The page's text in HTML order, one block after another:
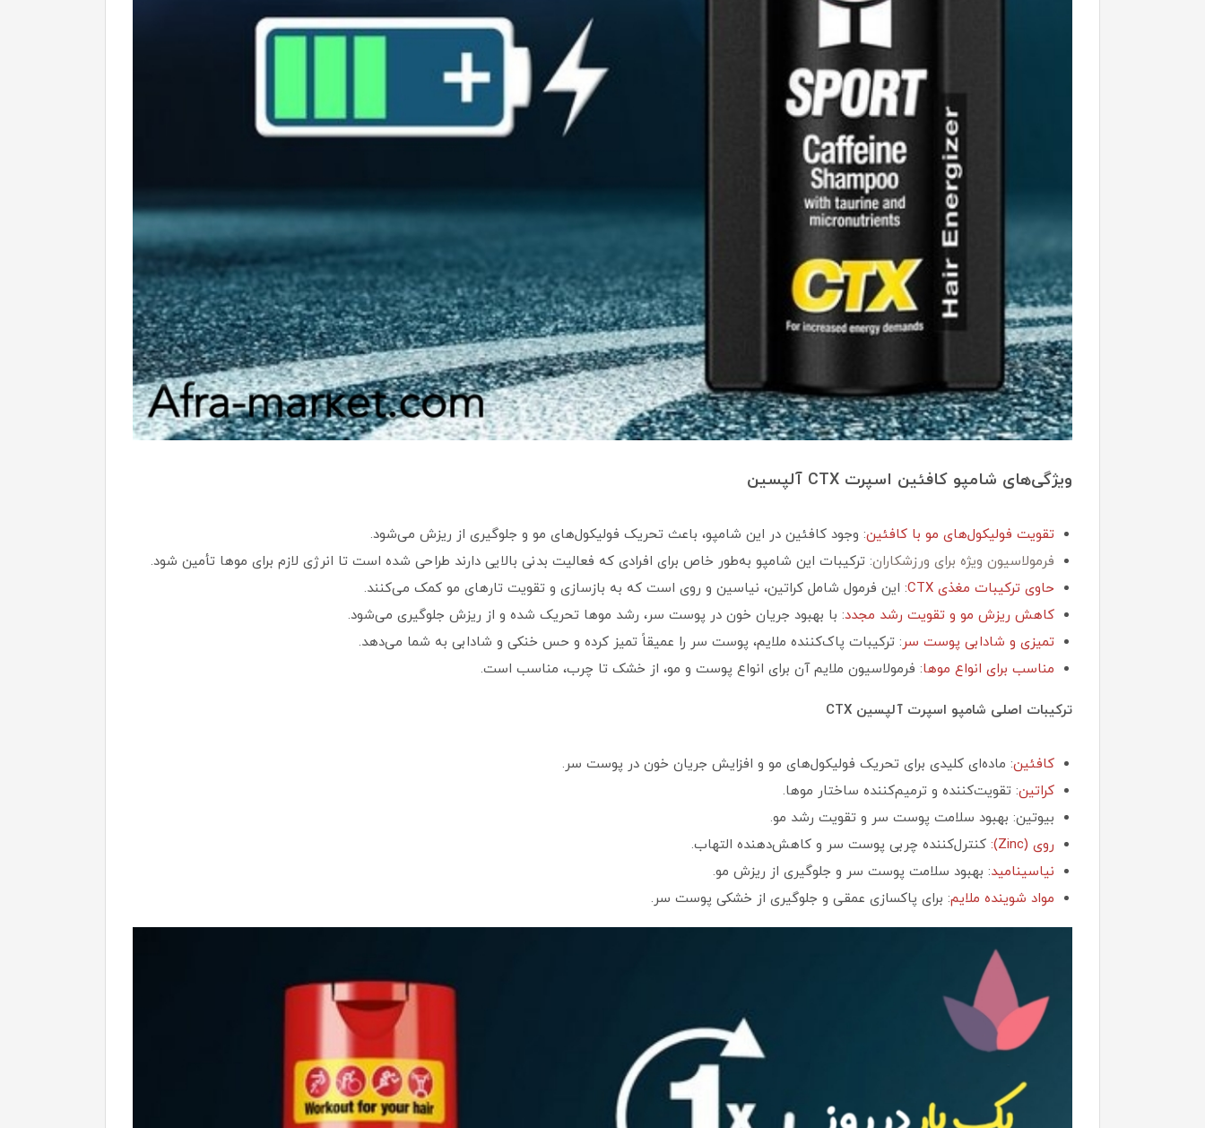
ویژگی‌های شامپو کافئین اسپرت CTX آلپسین
تقویت فولیکول‌های مو با کافئین: وجود کافئین در این شامپو، باعث تحریک فولیکول‌های مو و جلوگیری از ریزش می‌شود.
فرمولاسیون ویژه برای ورزشکاران: ترکیبات این شامپو به‌طور خاص برای افرادی که فعالیت بدنی بالایی دارند طراحی شده است تا انرژی لازم برای موها تأمین شود.
حاوی ترکیبات مغذی CTX
: این فرمول شامل کراتین، نیاسین و روی است که به بازسازی و تقویت تارهای مو کمک می‌کنند.
کاهش ریزش مو و تقویت رشد مجدد: با بهبود جریان خون در پوست سر، رشد موها تحریک شده و از ریزش جلوگیری می‌شود.
تمیزی و شادابی پوست سر: ترکیبات پاک‌کننده ملایم، پوست سر را عمیقاً تمیز کرده و حس خنکی و شادابی به شما می‌دهد.
مناسب برای انواع موها: فرمولاسیون ملایم آن برای انواع پوست و مو، از خشک تا چرب، مناسب است.
ترکیبات اصلی شامپو اسپرت آلپسین CTX
کافئین: ماده‌ای کلیدی برای تحریک فولیکول‌های مو و افزایش جریان خون در پوست سر.
کراتین: تقویت‌کننده و ترمیم‌کننده ساختار موها.
بیوتین: بهبود سلامت پوست سر و تقویت رشد مو.
روی (Zinc):
کنترل‌کننده چربی پوست سر و کاهش‌دهنده التهاب.
نیاسینامید: بهبود سلامت پوست سر و جلوگیری از ریزش مو.
مواد شوینده ملایم: برای پاکسازی عمقی و جلوگیری از خشکی پوست سر.